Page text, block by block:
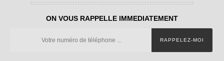
ON VOUS RAPPELLE IMMEDIATEMENT